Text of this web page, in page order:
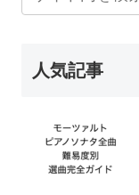
人気記事